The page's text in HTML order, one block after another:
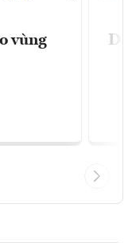
vùng
Dự